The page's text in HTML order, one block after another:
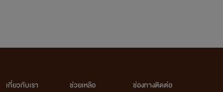
เกี่ยวกับเรา
ช่วยเหลือ
ช่องทางติดต่อ